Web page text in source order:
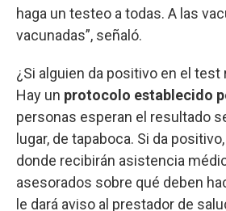
haga un testeo a todas. A las
vacunadas”, señaló.
¿Si alguien da positivo en el test
Hay un protocolo establecido
personas esperan el resultado
lugar, de tapaboca. Si da
donde recibirán asistencia
asesorados sobre qué deben
le dará aviso al prestador de